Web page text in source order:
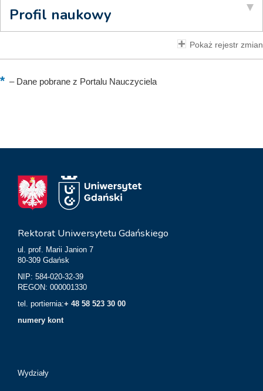
Profil naukowy
Pokaż rejestr zmian
–Dane pobrane z Portalu Nauczyciela
Rektorat Uniwersytetu Gdańskiego
ul. prof. Marii Janion 7
80-309 Gdańsk
NIP: 584-020-32-39
REGON: 000001330
tel. portiernia:+ 48 58 523 30 00
numery kont
Wydziały